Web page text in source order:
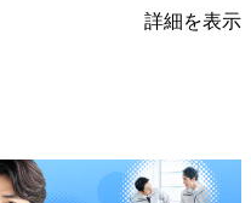
詳細を表示